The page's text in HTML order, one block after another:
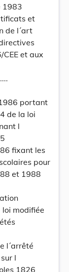
1983
et
de l´art
et aux
portant
de la loi
l
fixant les
pour
et 1988
modifiée
l´arrêté
l
1826